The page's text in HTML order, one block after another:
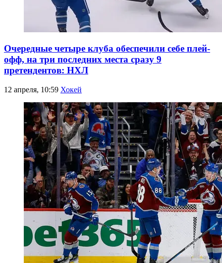
Очередные четыре клуба обеспечили себе плей-
офф, на три последних места сразу 9
претендентов: НХЛ
12 апреля, 10:59 Хокей